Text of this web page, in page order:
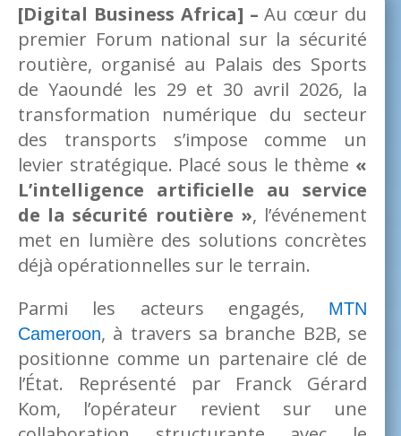
[Digital Business Africa] – Au cœur du
premier Forum national sur la sécurité
routière, organisé au Palais des Sports
de Yaoundé les 29 et 30 avril 2026, la
transformation numérique du secteur
des transports s’impose comme un
levier stratégique. Placé sous le thème «
L’intelligence artificielle au service
de la sécurité routière », l’événement
met en lumière des solutions concrètes
déjà opérationnelles sur le terrain.
Parmi les acteurs engagés,
MTN
Cameroon, à travers sa branche B2B, se
positionne comme un partenaire clé de
l’État. Représenté par Franck Gérard
Kom, l’opérateur revient sur une